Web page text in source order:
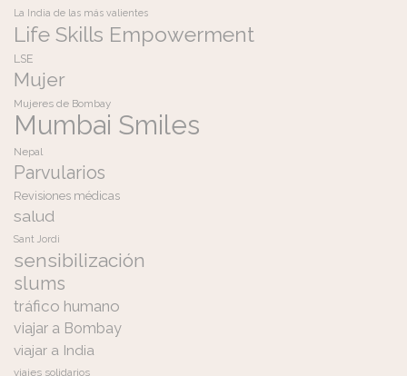
La India de las más valientes
Life Skills Empowerment
LSE
Mujer
Mujeres de Bombay
Mumbai Smiles
Nepal
Parvularios
Revisiones médicas
salud
Sant Jordi
sensibilización
slums
tráfico humano
viajar a Bombay
viajar a India
viajes solidarios